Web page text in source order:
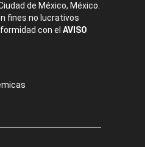
de México, México.
fines no lucrativos
con el AVISO